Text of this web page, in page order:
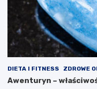
DIETA I FITNESS ZDROWE
Awenturyn –